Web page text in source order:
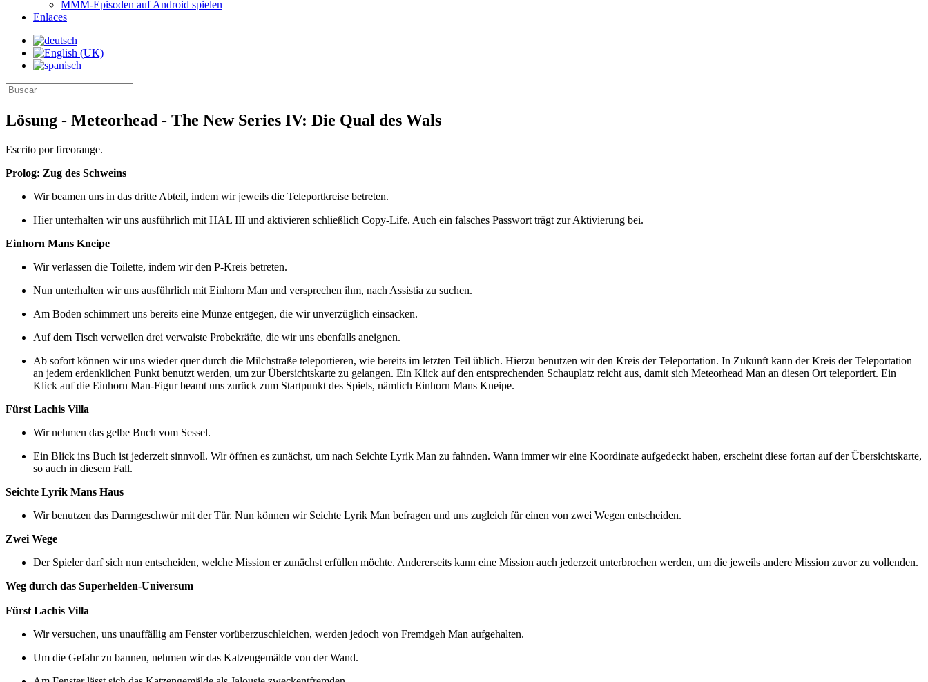
MMM-Episoden auf Android spielen
Enlaces
Lösung - Meteorhead - The New Series IV: Die Qual des Wals
Escrito por fireorange.
Prolog: Zug des Schweins
Wir beamen uns in das dritte Abteil, indem wir jeweils die Teleportkreise betreten.
Hier unterhalten wir uns ausführlich mit HAL III und aktivieren schließlich Copy-Life. Auch ein falsches Passwort trägt zur Aktivierung bei.
Einhorn Mans Kneipe
Wir verlassen die Toilette, indem wir den P-Kreis betreten.
Nun unterhalten wir uns ausführlich mit Einhorn Man und versprechen ihm, nach Assistia zu suchen.
Am Boden schimmert uns bereits eine Münze entgegen, die wir unverzüglich einsacken.
Auf dem Tisch verweilen drei verwaiste Probekräfte, die wir uns ebenfalls aneignen.
Ab sofort können wir uns wieder quer durch die Milchstraße teleportieren, wie bereits im letzten Teil üblich. Hierzu benutzen wir den Kreis der Teleportation. In Zukunft kann der Kreis der Teleportation
an jedem erdenklichen Punkt benutzt werden, um zur Übersichtskarte zu gelangen. Ein Klick auf den entsprechenden Schauplatz reicht aus, damit sich Meteorhead Man an diesen Ort teleportiert. Ein
Klick auf die Einhorn Man-Figur beamt uns zurück zum Startpunkt des Spiels, nämlich Einhorn Mans Kneipe.
Fürst Lachis Villa
Wir nehmen das gelbe Buch vom Sessel.
Ein Blick ins Buch ist jederzeit sinnvoll. Wir öffnen es zunächst, um nach Seichte Lyrik Man zu fahnden. Wann immer wir eine Koordinate aufgedeckt haben, erscheint diese fortan auf der Übersichtskarte,
so auch in diesem Fall.
Seichte Lyrik Mans Haus
Wir benutzen das Darmgeschwür mit der Tür. Nun können wir Seichte Lyrik Man befragen und uns zugleich für einen von zwei Wegen entscheiden.
Zwei Wege
Der Spieler darf sich nun entscheiden, welche Mission er zunächst erfüllen möchte. Andererseits kann eine Mission auch jederzeit unterbrochen werden, um die jeweils andere Mission zuvor zu vollenden.
Weg durch das Superhelden-Universum
Fürst Lachis Villa
Wir versuchen, uns unauffällig am Fenster vorüberzuschleichen, werden jedoch von Fremdgeh Man aufgehalten.
Um die Gefahr zu bannen, nehmen wir das Katzengemälde von der Wand.